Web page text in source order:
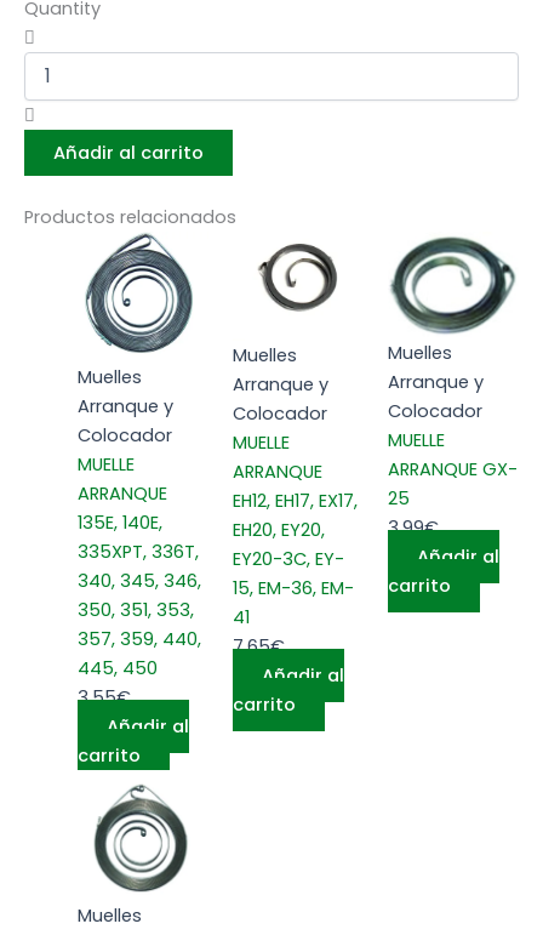
Quantity
Añadir al carrito
Productos relacionados
Muelles
Arranque y
Colocador
MUELLE
ARRANQUE
135E, 140E,
335XPT, 336T,
340, 345, 346,
350, 351, 353,
357, 359, 440,
445, 450
3,55€
Añadir al
carrito
Muelles
Arranque y
Colocador
MUELLE
ARRANQUE
EH12, EH17, EX17,
EH20, EY20,
EY20-3C, EY-
15, EM-36, EM-
41
7,65€
Añadir al
carrito
Muelles
Arranque y
Colocador
MUELLE
ARRANQUE GX-
25
3,99€
Añadir al
carrito
Muelles